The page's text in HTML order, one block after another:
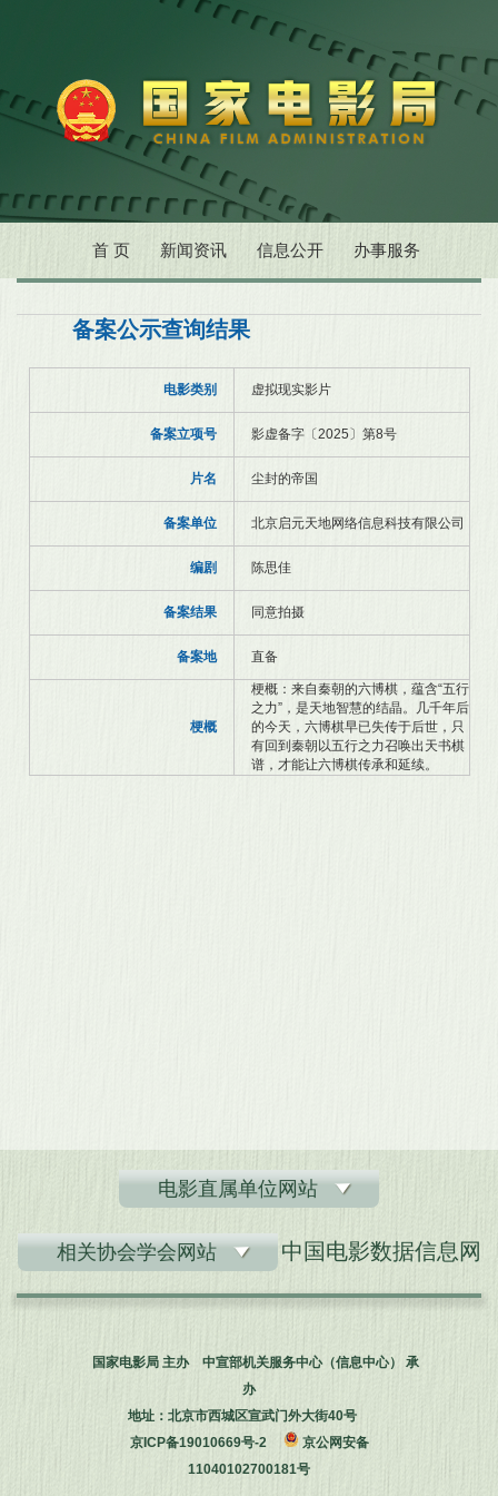
首 页 新闻资讯 信息公开 办事服务
备案公示查询结果
电影类别 虚拟现实影片
备案立项号 影虚备字〔2025〕第8号
片名 尘封的帝国
备案单位 北京启元天地网络信息科技有限公司
编剧 陈思佳
备案结果 同意拍摄
备案地 直备
梗概
梗概：来自秦朝的六博棋，蕴含“五行
之力”，是天地智慧的结晶。几千年后
的今天，六博棋早已失传于后世，只
有回到秦朝以五行之力召唤出天书棋
谱，才能让六博棋传承和延续。
电影直属单位网站
相关协会学会网站 中国电影数据信息网
国家电影局 主办 中宣部机关服务中心（信息中心） 承
办
地址：北京市西城区宣武门外大街40号
京ICP备19010669号-2
京公网安备
11040102700181号